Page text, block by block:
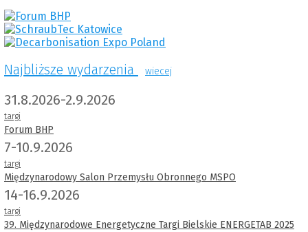
Najbliższe wydarzenia wiecej
31.8.2026-2.9.2026
targi
Forum BHP
7-10.9.2026
targi
Międzynarodowy Salon Przemysłu Obronnego MSPO
14-16.9.2026
targi
39. Międzynarodowe Energetyczne Targi Bielskie ENERGETAB 2025